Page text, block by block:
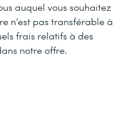
auquel vous souhaitez
n’est pas transférable à
frais relatifs à des
notre offre.